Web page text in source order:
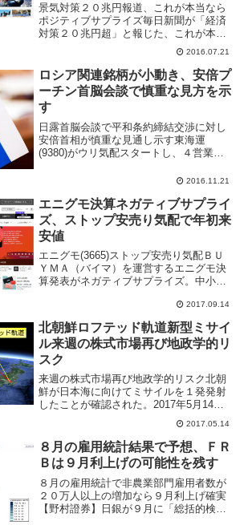
景気対策２０兆円報道、これが本当なら
ポジティブサプライズ毎日新聞が「経済
対策２０兆円超」と報じた、これが本当
ならばポジティブサプライズだ。市場関
係者の間では、５兆円～１０兆円でノー
サプライズという見方が大半であった、
１０兆円を超えればポジテ...
2016.07.21
ロシア関連銘柄が小動き、安倍プ
ーチン首脳会談で慎重な見方を示
す
日露首脳会談で平和条約締結交渉に対し
安倍首相が慎重な見通し示す東海運
(9380)がウリ気配スタートし、４営業日
巡後は前週末終値556円近辺で小動き。前
―を訪れている安倍...
2016.11.21
エニグモ決算ネガティブサプライ
ズ、ストップ安売り気配で年初来
安値
エニグモ(3665)ストップ安売り気配ＢＵ
ＹＭＡ（バイマ）を運営するエニグモ決
算発表がネガティブサプライズ。中小型
に、２０１８年１月期が減益見通しにな
ることでショック売り、エニグモ株価ス
トップ安売り気配とな...
2017.09.14
北朝鮮ロフテッド軌道新型ミサイ
ル来週の株式市場再び地政学的リ
スク
来週の株式市場再び地政学的リスク北朝
鮮が日本海に向けてミサイルを１発発射
したことが確認された。2017年5月14
日、午前5時28分に平安北道・亀城から高
高度でミサイルを発射して約800キロメー
トル飛行、30分後に日本海へ落下EEZ区
域外との...
2017.05.14
８月の雇用統計結果で予想、ＦＲ
Ｂは９月利上げの可能性を残す
８月の雇用統計で非農業部門雇用者数が
２０万人以上の増加なら９月利上げ確実
【野村證券】日銀が９月に「総括的検